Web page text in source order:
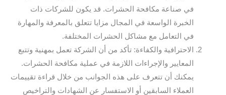
في صناعة مكافحة الحشرات. قد يكون للشركات ذات
الخبرة الواسعة في المجال مزايا تتعلق بالمعرفة والمهارة
في التعامل مع مشاكل الحشرات المختلفة.
الاحترافية والكفاءة: تأكد من أن الشركة تعمل بمهنية وتتبع
المعايير والإجراءات اللازمة في عملية مكافحة الحشرات.
يمكنك أن تتعرف على هذه الجوانب من خلال قراءة تقييمات
العملاء السابقين أو الاستفسار عن الشهادات والتراخيص